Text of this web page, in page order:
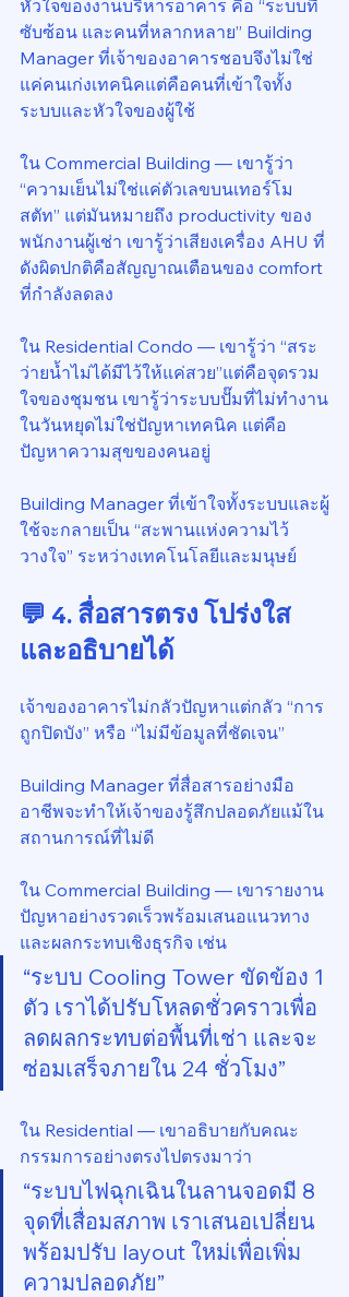
หัวใจของงานบริหารอาคาร คือ “ระบบที่
ซับซ้อน และคนที่หลากหลาย” Building
Manager ที่เจ้าของอาคารชอบจึงไม่ใช่
แค่คนเก่งเทคนิคแต่คือคนที่เข้าใจทั้ง
ระบบและหัวใจของผู้ใช้
ใน Commercial Building — เขารู้ว่า
“ความเย็นไม่ใช่แค่ตัวเลขบนเทอร์โม
สตัท” แต่มันหมายถึง productivity ของ
พนักงานผู้เช่า เขารู้ว่าเสียงเครื่อง AHU ที่
ดังผิดปกติคือสัญญาณเตือนของ comfort
ที่กำลังลดลง
ใน Residential Condo — เขารู้ว่า “สระ
ว่ายน้ำไม่ได้มีไว้ให้แค่สวย”แต่คือจุดรวม
ใจของชุมชน เขารู้ว่าระบบปั๊มที่ไม่ทำงาน
ในวันหยุดไม่ใช่ปัญหาเทคนิค แต่คือ
ปัญหาความสุขของคนอยู่
Building Manager ที่เข้าใจทั้งระบบและผู้
ใช้จะกลายเป็น “สะพานแห่งความไว้
วางใจ” ระหว่างเทคโนโลยีและมนุษย์
💬 4. สื่อสารตรง โปร่งใส
และอธิบายได้
เจ้าของอาคารไม่กลัวปัญหาแต่กลัว “การ
ถูกปิดบัง” หรือ “ไม่มีข้อมูลที่ชัดเจน”
Building Manager ที่สื่อสารอย่างมือ
อาชีพจะทำให้เจ้าของรู้สึกปลอดภัยแม้ใน
สถานการณ์ที่ไม่ดี
ใน Commercial Building — เขารายงาน
ปัญหาอย่างรวดเร็วพร้อมเสนอแนวทาง
และผลกระทบเชิงธุรกิจ เช่น
“ระบบ Cooling Tower ขัดข้อง 1
ตัว เราได้ปรับโหลดชั่วคราวเพื่อ
ลดผลกระทบต่อพื้นที่เช่า และจะ
ซ่อมเสร็จภายใน 24 ชั่วโมง”
ใน Residential — เขาอธิบายกับคณะ
กรรมการอย่างตรงไปตรงมาว่า
“ระบบไฟฉุกเฉินในลานจอดมี 8
จุดที่เสื่อมสภาพ เราเสนอเปลี่ยน
พร้อมปรับ layout ใหม่เพื่อเพิ่ม
ความปลอดภัย”